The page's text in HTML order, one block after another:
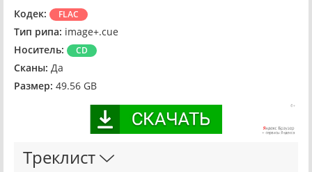
Кодек:
FLAC
Тип рипа: image+.cue
Носитель:
CD
Сканы: Да
Размер: 49.56 GB
Треклист